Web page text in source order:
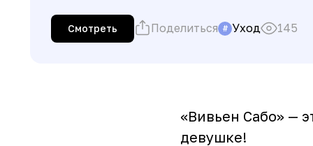
# Уход 145
Смотреть Поделиться
«Вивьен Сабо» —
девушке!